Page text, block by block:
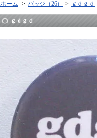
ホーム > バッジ（26） > ｇｄｇｄ
ｇｄｇｄ